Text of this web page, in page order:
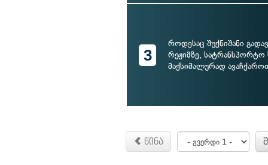
3
როდესაც შუქნიშანი
რეჟიმზე, სატრანსპორტო
მაქსიმალურად
წინა